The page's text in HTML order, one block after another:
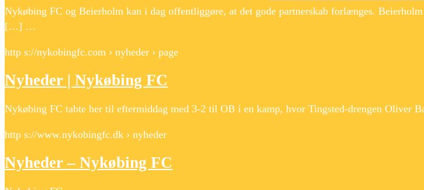
Nykøbing FC og Beierholm kan i dag offentliggøre, at det gode partnerskab forlænges.
[…] …
http s://nykobingfc.com › nyheder › page
Nyheder | Nykøbing FC
Nykøbing FC tabte her til eftermiddag med 3-2 til OB i en kamp, hvor Tingsted-drengen
http s://www.nykobingfc.dk › nyheder
Nyheder – Nykøbing FC